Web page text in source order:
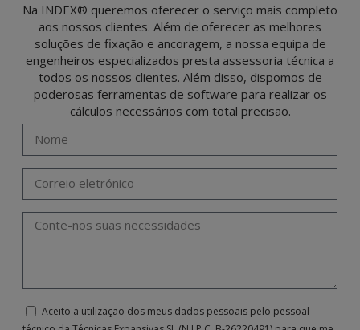
Na INDEX® queremos oferecer o serviço mais completo
aos nossos clientes. Além de oferecer as melhores
soluções de fixação e ancoragem, a nossa equipa de
engenheiros especializados presta assessoria técnica a
todos os nossos clientes. Além disso, dispomos de
poderosas ferramentas de software para realizar os
cálculos necessários com total precisão.
Aceito a utilização dos meus dados pessoais pelo pessoal